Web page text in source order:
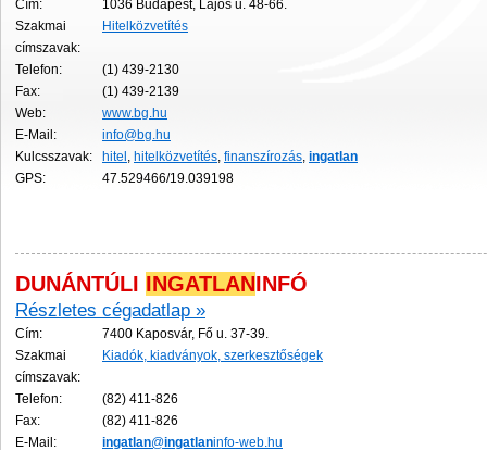
Cím:
1036 Budapest, Lajos u. 48-66.
Szakmai
címszavak:
Hitelközvetítés
Telefon:
(1) 439-2130
Fax:
(1) 439-2139
Web:
www.bg.hu
E-Mail:
info@bg.hu
Kulcsszavak:
hitel , hitelközvetítés, finanszírozás, ingatlan
GPS:
47.529466/19.039198
DUNÁNTÚLI INGATLANINFÓ
Részletes cégadatlap »
Cím:
7400 Kaposvár, Fő u. 37-39.
Szakmai
címszavak:
Kiadók, kiadványok, szerkesztőségek
Telefon:
(82) 411-826
Fax:
(82) 411-826
E-Mail:
ingatlan@ingatlaninfo-web.hu